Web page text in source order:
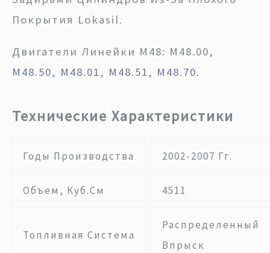
Покрытия Lokasil.
Двигатели Линейки М48: М48.00,
М48.50, М48.01, М48.51, М48.70.
Технические Характеристики
Годы Производства 2002-2007 Гг.
Объем, Куб.см 4511
Топливная Система
Распределенный
Впрыск